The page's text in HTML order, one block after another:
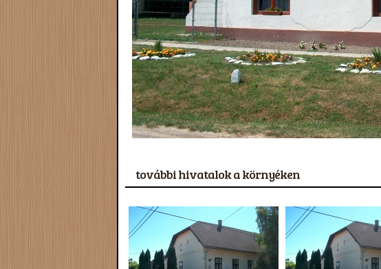
további hivatalok a környéken